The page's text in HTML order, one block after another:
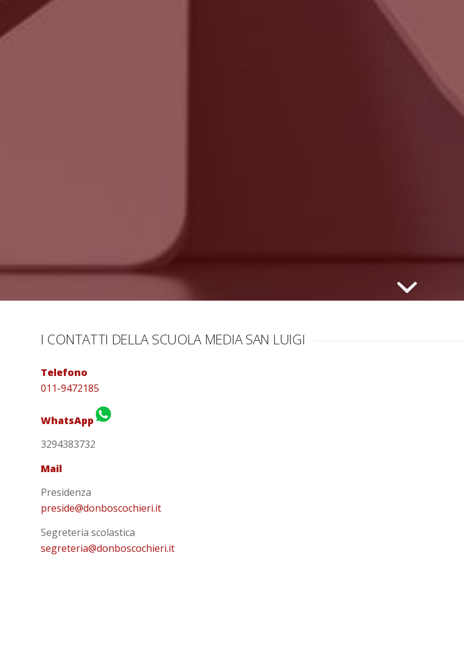
I CONTATTI DELLA SCUOLA MEDIA SAN LUIGI
Telefono
011-9472185
WhatsApp
3294383732
Mail
Presidenza
preside@donboscochieri.it
Segreteria scolastica
segreteria@donboscochieri.it